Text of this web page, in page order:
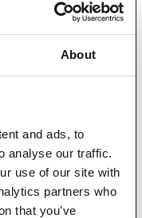
About
and ads, to
analyse our traffic.
use of our site with
partners who
that you’ve